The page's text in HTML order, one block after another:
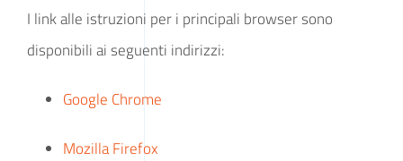
I link alle istruzioni per i principali browser sono
disponibili ai seguenti indirizzi:
Google Chrome
Mozilla Firefox